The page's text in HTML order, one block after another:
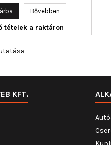
Bővebben
tételek a raktáron
KFT.